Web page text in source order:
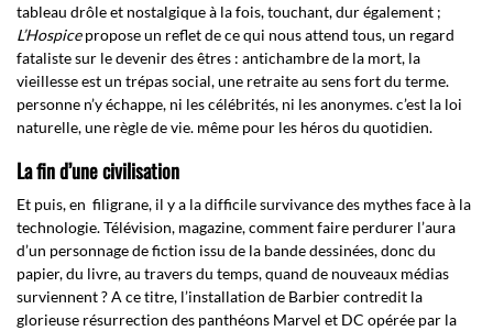
tableau drôle et nostalgique à la fois, touchant, dur également ;
L’Hospicepropose un reflet de ce qui nous attend tous, un regard
fataliste sur le devenir des êtres : antichambre de la mort, la
vieillesse est un trépas social, une retraite au sens fort du terme.
personne n’y échappe, ni les célébrités, ni les anonymes. c’est la loi
naturelle, une règle de vie. même pour les héros du quotidien.
La fin d’une civilisation
Et puis, en filigrane, il y a la difficile survivance des mythes face à la
technologie. Télévision, magazine, comment faire perdurer l’aura
d’un personnage de fiction issu de la bande dessinées, donc du
papier, du livre, au travers du temps, quand de nouveaux médias
surviennent ? A ce titre, l’installation de Barbier contredit la
glorieuse résurrection des panthéons Marvel et DC opérée par la